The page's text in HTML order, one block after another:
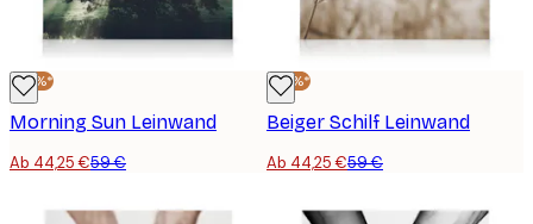
-25%*
Morning Sun Leinwand
Ab 44,25 €59 €
-25%*
Beiger Schilf Leinwand
Ab 44,25 €59 €